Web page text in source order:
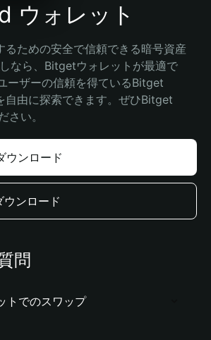
ウォレット
ための安全で信頼できる暗号資産
なら、Bitgetウォレットが最適で
ーザーの信頼を得ているBitget
自由に探索できます。ぜひBitget
さい。
ウンロード
ンロード
問
トでのスワップ